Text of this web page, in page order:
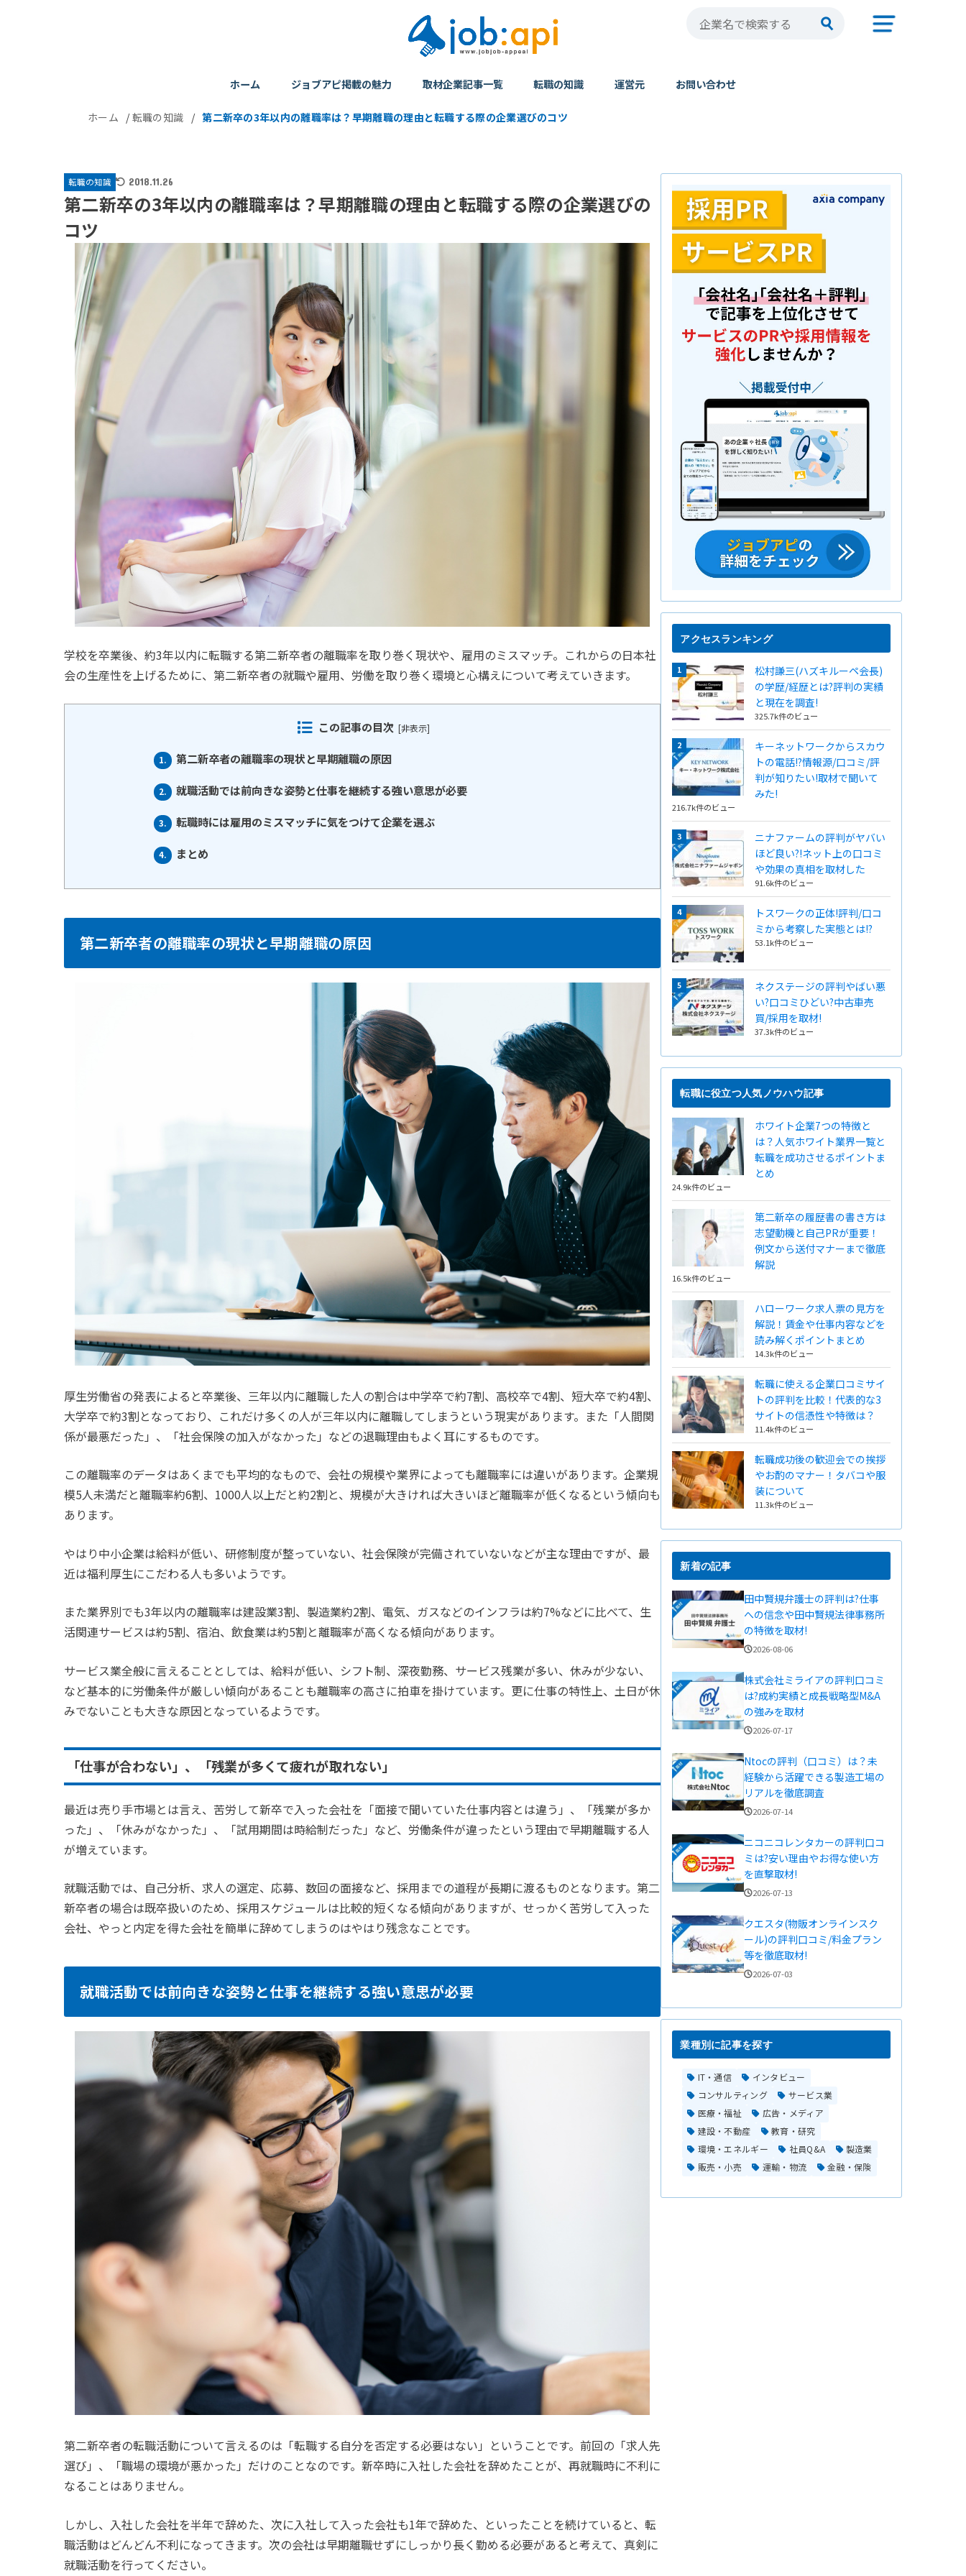
ホーム ジョブアピ掲載の魅力 取材企業記事一覧 転職の知識 運営元 お問い合わせ
ホーム /転職の知識 / 第二新卒の3年以内の離職率は？早期離職の理由と転職する際の企業選びのコツ
転職の知識 2018.11.26
第二新卒の3年以内の離職率は？早期離職の理由と転職する際の企業選びの
コツ
学校を卒業後、約3年以内に転職する第二新卒者の離職率を取り巻く現状や、雇用のミスマッチ。これからの日本社
会の生産性を上げるために、第二新卒者の就職や雇用、労働を取り巻く環境と心構えについて考えていきます。
この記事の目次 [非表示]
1. 第二新卒者の離職率の現状と早期離職の原因
2. 就職活動では前向きな姿勢と仕事を継続する強い意思が必要
3. 転職時には雇用のミスマッチに気をつけて企業を選ぶ
4. まとめ
第二新卒者の離職率の現状と早期離職の原因
厚生労働省の発表によると卒業後、三年以内に離職した人の割合は中学卒で約7割、高校卒で4割、短大卒で約4割、
大学卒で約3割となっており、これだけ多くの人が三年以内に離職してしまうという現実があります。また「人間関
係が最悪だった」、「社会保険の加入がなかった」などの退職理由もよく耳にするものです。
この離職率のデータはあくまでも平均的なもので、会社の規模や業界によっても離職率には違いがあります。企業規
模5人未満だと離職率約6割、1000人以上だと約2割と、規模が大きければ大きいほど離職率が低くなるという傾向も
あります。
やはり中小企業は給料が低い、研修制度が整っていない、社会保険が完備されていないなどが主な理由ですが、最
近は福利厚生にこだわる人も多いようです。
また業界別でも3年以内の離職率は建設業3割、製造業約2割、電気、ガスなどのインフラは約7%などに比べて、生
活関連サービスは約5割、宿泊、飲食業は約5割と離職率が高くなる傾向があります。
サービス業全般に言えることとしては、給料が低い、シフト制、深夜勤務、サービス残業が多い、休みが少ない、
など基本的に労働条件が厳しい傾向があることも離職率の高さに拍車を掛けています。更に仕事の特性上、土日が休
みでないことも大きな原因となっているようです。
「仕事が合わない」、「残業が多くて疲れが取れない」
最近は売り手市場とは言え、苦労して新卒で入った会社を「面接で聞いていた仕事内容とは違う」、「残業が多か
った」、「休みがなかった」、「試用期間は時給制だった」など、労働条件が違ったという理由で早期離職する人
が増えています。
就職活動では、自己分析、求人の選定、応募、数回の面接など、採用までの道程が長期に渡るものとなります。第二
新卒者の場合は既卒扱いのため、採用スケジュールは比較的短くなる傾向がありますが、せっかく苦労して入った
会社、やっと内定を得た会社を簡単に辞めてしまうのはやはり残念なことです。
就職活動では前向きな姿勢と仕事を継続する強い意思が必要
第二新卒者の転職活動について言えるのは「転職する自分を否定する必要はない」ということです。前回の「求人先
選び」、「職場の環境が悪かった」だけのことなのです。新卒時に入社した会社を辞めたことが、再就職時に不利に
なることはありません。
しかし、入社した会社を半年で辞めた、次に入社して入った会社も1年で辞めた、といったことを続けていると、転
職活動はどんどん不利になってきます。次の会社は早期離職せずにしっかり長く勤める必要があると考えて、真剣に
就職活動を行ってください。
アクセスランキング
松村謙三(ハズキルーペ会長)
の学歴/経歴とは?評判の実績
と現在を調査!
325.7k件のビュー
キーネットワークからスカウ
トの電話!?情報源/口コミ/評
判が知りたい!取材で聞いて
みた!
216.7k件のビュー
ニナファームの評判がヤバい
ほど良い?!ネット上の口コミ
や効果の真相を取材した
91.6k件のビュー
トスワークの正体!評判/口コ
ミから考察した実態とは!?
53.1k件のビュー
ネクステージの評判やばい悪
い?口コミひどい?中古車売
買/採用を取材!
37.3k件のビュー
転職に役立つ人気ノウハウ記事
ホワイト企業7つの特徴と
は？人気ホワイト業界一覧と
転職を成功させるポイントま
とめ
24.9k件のビュー
第二新卒の履歴書の書き方は
志望動機と自己PRが重要！
例文から送付マナーまで徹底
解説
16.5k件のビュー
ハローワーク求人票の見方を
解説！賃金や仕事内容などを
読み解くポイントまとめ
14.3k件のビュー
転職に使える企業口コミサイ
トの評判を比較！代表的な3
サイトの信憑性や特徴は？
11.4k件のビュー
転職成功後の歓迎会での挨拶
やお酌のマナー！タバコや服
装について
11.3k件のビュー
新着の記事
田中賢規弁護士の評判は?仕事
への信念や田中賢規法律事務所
の特徴を取材!
2026-08-06
株式会社ミライアの評判口コミ
は?成約実績と成長戦略型M&A
の強みを取材
2026-07-17
Ntocの評判（口コミ）は？未
経験から活躍できる製造工場の
リアルを徹底調査
2026-07-14
ニコニコレンタカーの評判口コ
ミは?安い理由やお得な使い方
を直撃取材!
2026-07-13
クエスタ(物販オンラインスク
ール)の評判口コミ/料金プラン
等を徹底取材!
2026-07-03
業種別に記事を探す
IT・通信
インタビュー
コンサルティング
サービス業
医療・福祉
広告・メディア
建設・不動産
教育・研究
環境・エネルギー
社員Q&A
製造業
販売・小売
運輸・物流 金融・保険